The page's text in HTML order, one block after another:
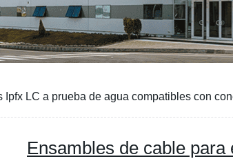
Ipfx LC a prueba de agua compatibles con
Ensambles de cable